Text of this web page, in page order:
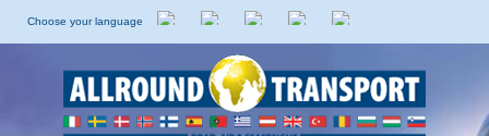
Choose your language
HolländskaEngelskaItalienskaSpanskaSvenska